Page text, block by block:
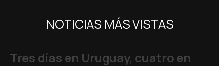
NOTICIAS MÁS VISTAS
Tres días en Uruguay, cuatro en